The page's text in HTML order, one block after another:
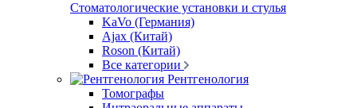
Стоматологические установки и стулья
KaVo (Германия)
Ajax (Китай)
Roson (Китай)
Все категории
Рентгенология
Томографы